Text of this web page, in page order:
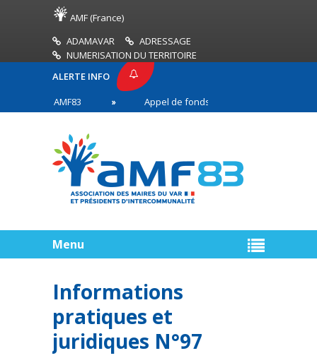
AMF (France)
ADAMAVAR
ADRESSAGE
NUMERISATION DU TERRITOIRE
ALERTE INFO
AMF83
Appel de fonds incendies de forêt
en première ligne
Menu
Informations
pratiques et
juridiques N°97